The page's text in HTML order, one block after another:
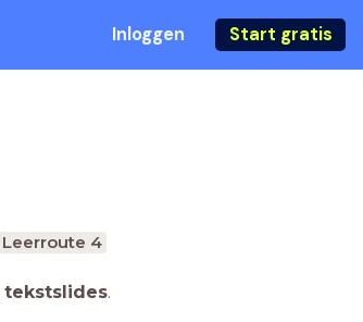
Inloggen Start gratis
Leerroute 4
tekstslides.